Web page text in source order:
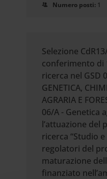
Numero posti: 1
Selezione
conferimento di
ricerca nel GSD
GENETICA,
AGRARIA E
06/A - Genetica
l’attuazione del
ricerca “Studio
regolatori del
maturazione
finanziato